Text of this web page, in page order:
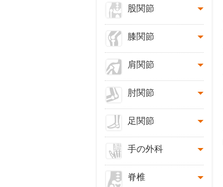
股関節
膝関節
肩関節
肘関節
足関節
手の外科
脊椎